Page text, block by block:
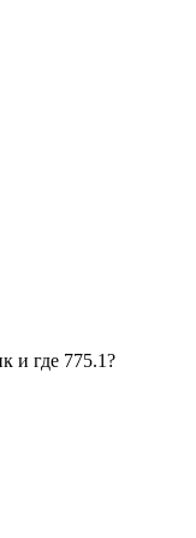
и где 775.1?